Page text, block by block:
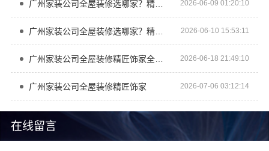
在线留言
广州家装公司全屋装修选哪家？精匠饰家一站式服务 2026-06-09 01:20:10
广州家装公司全屋装修选哪家？精匠饰家10万平厂房实力保障 2026-06-10 15:53:11
广州家装公司全屋装修精匠饰家全生态家装服务 2026-06-18 21:49:10
广州家装公司全屋装修精匠饰家 2026-07-06 03:12:14